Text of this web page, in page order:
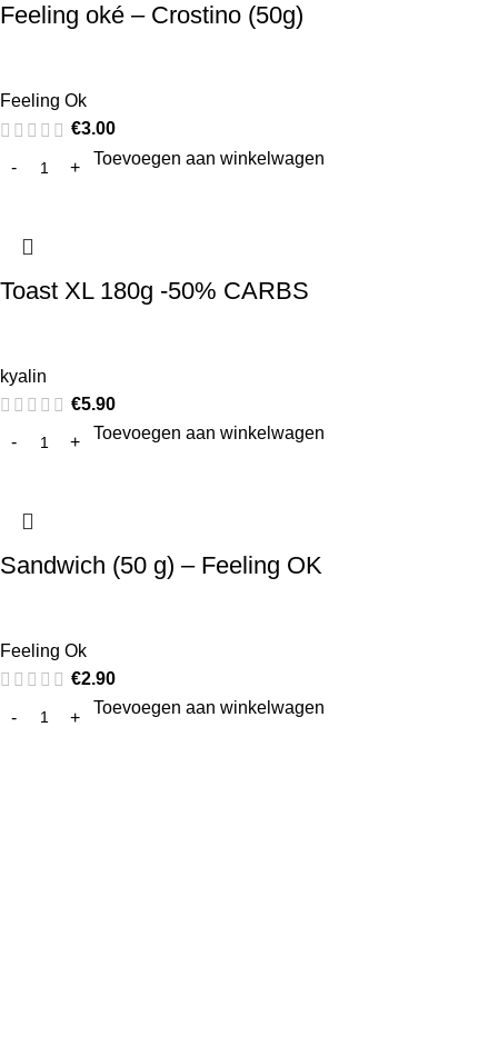
Feeling oké – Crostino (50g)
Feeling Ok
€3.00
Toevoegen aan winkelwagen
Toast XL 180g -50% CARBS
kyalin
€5.90
Toevoegen aan winkelwagen
Sandwich (50 g) – Feeling OK
Feeling Ok
€2.90
Toevoegen aan winkelwagen